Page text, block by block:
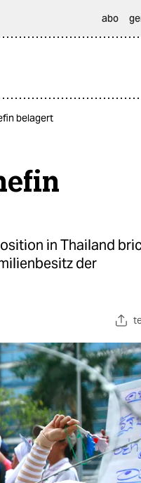
abo
belagert
in Thailand
der